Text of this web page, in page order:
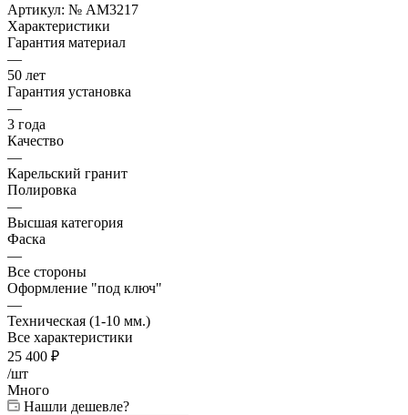
Артикул: № AM3217
Характеристики
Гарантия материал
—
50 лет
Гарантия установка
—
3 года
Качество
—
Карельский гранит
Полировка
—
Высшая категория
Фаска
—
Все стороны
Оформление "под ключ"
—
Техническая (1-10 мм.)
Все характеристики
25 400 ₽
/шт
Много
Нашли дешевле?